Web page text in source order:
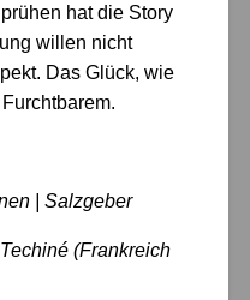
hat die Story
willen nicht
Das Glück, wie
| Salzgeber
(Frankreich